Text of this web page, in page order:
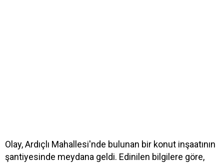
Olay, Ardıçlı Mahallesi'nde bulunan bir konut inşaatının
şantiyesinde meydana geldi. Edinilen bilgilere göre,